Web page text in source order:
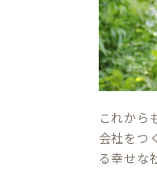
これから
会社をつ
る幸せな